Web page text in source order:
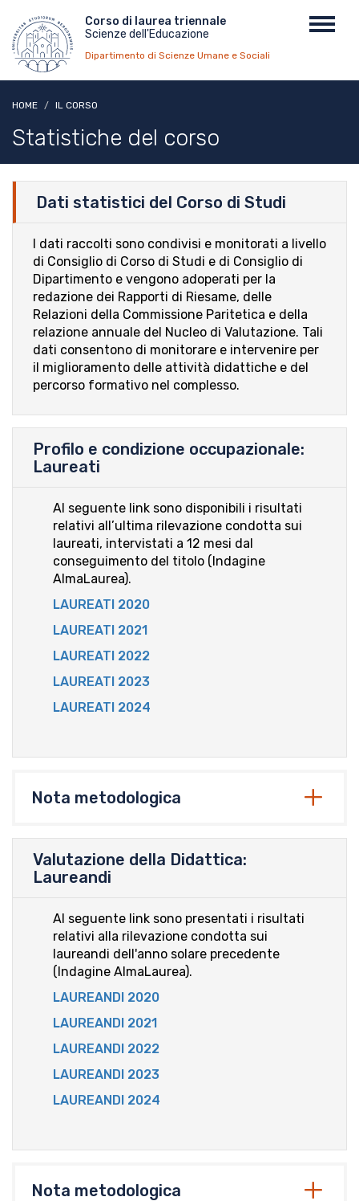
contenuto
principale
Menu
top
Corso di laurea triennale
Scienze dell'Educazione
Dipartimento di Scienze Umane e Sociali
HOME IL CORSO
Statistiche del corso
Dati statistici del Corso di Studi
I dati raccolti sono condivisi e monitorati a livello
di Consiglio di Corso di Studi e di Consiglio di
Dipartimento e vengono adoperati per la
redazione dei Rapporti di Riesame, delle
Relazioni della Commissione Paritetica e della
relazione annuale del Nucleo di Valutazione. Tali
dati consentono di monitorare e intervenire per
il miglioramento delle attività didattiche e del
percorso formativo nel complesso.
Profilo e condizione occupazionale:
Laureati
Al seguente link sono disponibili i risultati
relativi all’ultima rilevazione condotta sui
laureati, intervistati a 12 mesi dal
conseguimento del titolo (Indagine
AlmaLaurea).
LAUREATI 2020
LAUREATI 2021
LAUREATI 2022
LAUREATI 2023
LAUREATI 2024
Nota metodologica
Valutazione della Didattica:
Laureandi
Al seguente link sono presentati i risultati
relativi alla rilevazione condotta sui
laureandi dell'anno solare precedente
(Indagine AlmaLaurea).
LAUREANDI 2020
LAUREANDI 2021
LAUREANDI 2022
LAUREANDI 2023
LAUREANDI 2024
Nota metodologica